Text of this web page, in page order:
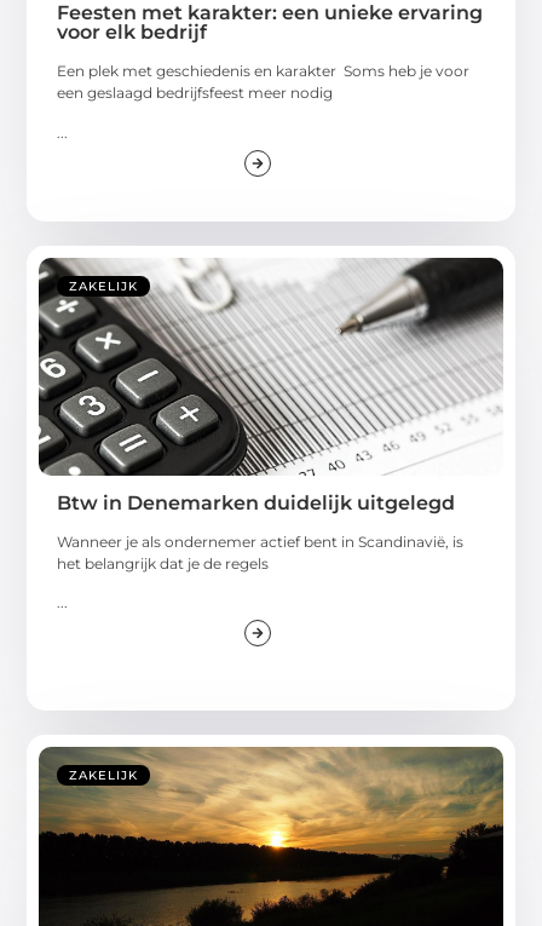
Feesten met karakter: een unieke ervaring
voor elk bedrijf
Een plek met geschiedenis en karakter Soms heb je voor
een geslaagd bedrijfsfeest meer nodig
ZAKELIJK
Btw in Denemarken duidelijk uitgelegd
Wanneer je als ondernemer actief bent in Scandinavië, is
het belangrijk dat je de regels
...
ZAKELIJK